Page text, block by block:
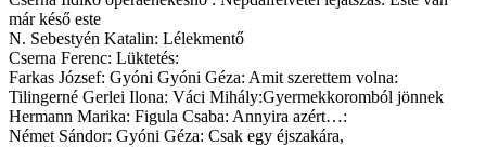
már késő este
N. Sebestyén Katalin: Lélekmentő
Cserna Ferenc: Lüktetés:
Farkas József: Gyóni Gyóni Géza: Amit szerettem volna:
Tilingerné Gerlei Ilona: Váci Mihály:Gyermekkoromból jönnek
Hermann Marika: Figula Csaba: Annyira azért…:
Német Sándor: Gyóni Géza: Csak egy éjszakára,